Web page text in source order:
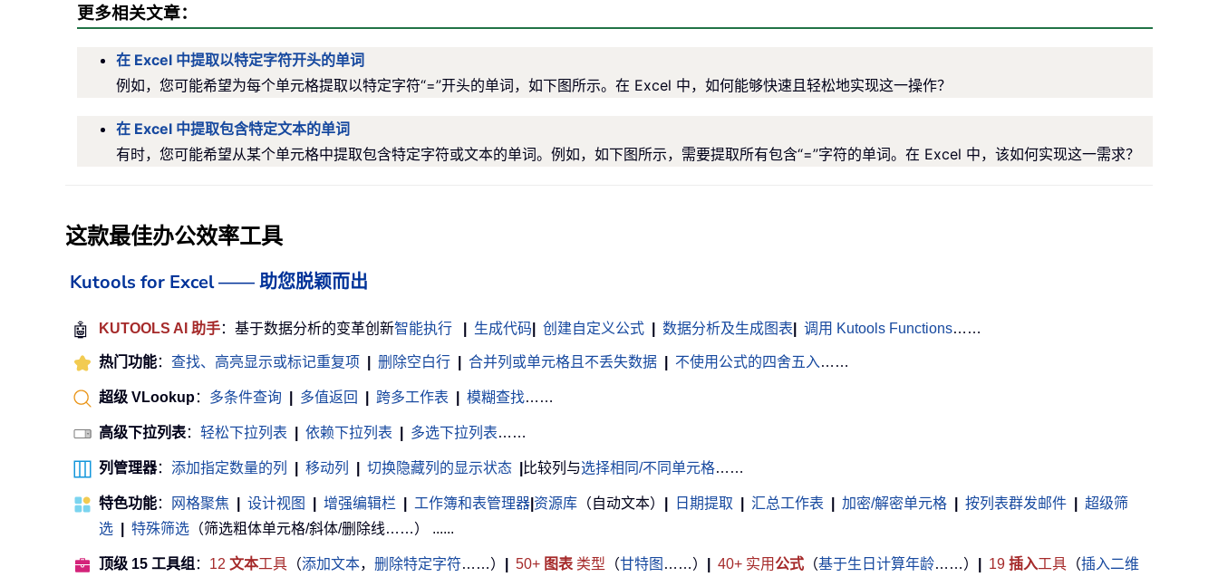
更多相关文章：
在 Excel 中提取以特定字符开头的单词
例如，您可能希望为每个单元格提取以特定字符“=”开头的单词，如下图所示。在 Excel 中，如何能够快速且轻松地实现这一操作？
在 Excel 中提取包含特定文本的单词
有时，您可能希望从某个单元格中提取包含特定字符或文本的单词。例如，如下图所示，需要提取所有包含“=”字符的单词。在 Excel 中，该如何实现这一需求？
这款最佳办公效率工具
Kutools for Excel —— 助您脱颖而出
🤖 KUTOOLS AI 助手：基于数据分析的变革创新智能执行 生成代码 创建自定义公式 数据分析及生成图表 调用 Kutools Functions……
热门功能： 查找、高亮显示或标记重复项 删除空白行 合并列或单元格且不丢失数据 不使用公式的四舍五入 ……
超级 VLookup： 多条件查询 多值返回 跨多工作表 模糊查找……
高级下拉列表： 轻松下拉列表 依赖下拉列表 多选下拉列表……
列管理器： 添加指定数量的列 移动列 切换隐藏列的显示状态 比较列与选择相同/不同单元格……
特色功能： 网格聚焦 设计视图 增强编辑栏 工作簿和表管理器 资源库 （自动文本） 日期提取 汇总工作表 加密/解密单元格 按列表群发邮件
超级筛
选
特殊筛选 （筛选粗体单元格/斜体/删除线……） ......
顶级 15 工具组 ： 12 文本工具 （添加文本， 删除特定字符……） 50+ 图表 类型 （甘特图 ……） 40+ 实用公式 （基于生日计算年龄……） 19 插入工具 （插入二维